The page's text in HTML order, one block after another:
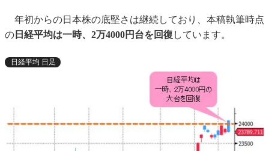
年初からの日本株の底堅さは継続しており、本稿執筆時点
の 日経平均は一時、2万4000円台を回復 しています。
日経平均 日足